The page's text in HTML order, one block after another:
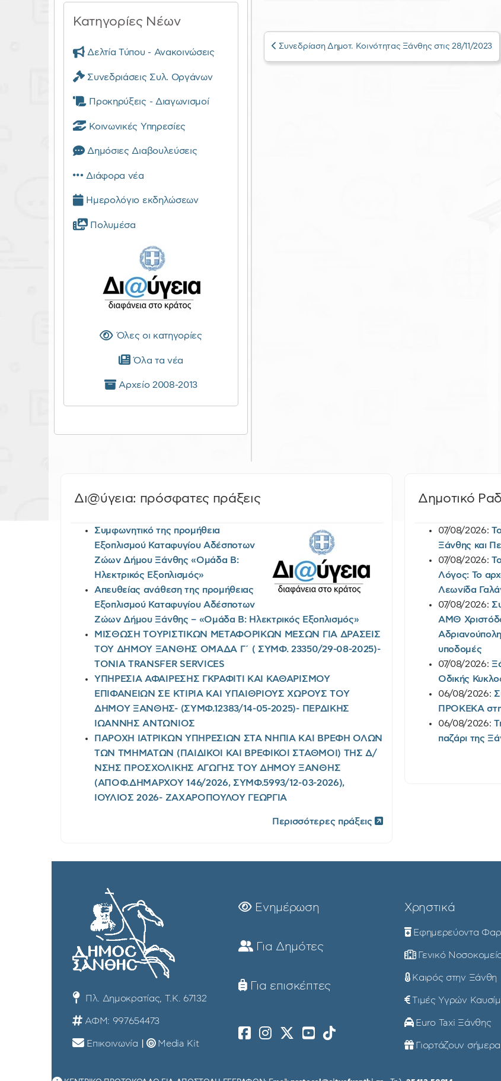
Συνεδρίαση Δημοτ. Κοινότητας Ξάνθης στις 28/11/2023
Κατηγορίες Νέων
Δελτία Τύπου - Ανακοινώσεις
Συνεδριάσεις Συλ. Οργάνων
Προκηρύξεις - Διαγωνισμοί
Κοινωνικές Υπηρεσίες
Δημόσιες Διαβουλεύσεις
Διάφορα νέα
Ημερολόγιο εκδηλώσεων
Πολυμέσα
Όλες οι κατηγορίες
Όλα τα νέα
Αρχείο 2008-2013
Δι@ύγεια: πρόσφατες πράξεις
Συμφωνητικό της προμήθεια
Εξοπλισμού Καταφυγίου Αδέσποτων
Ζώων Δήμου Ξάνθης «Ομάδα Β:
Ηλεκτρικός Εξοπλισμός»
Απευθείας ανάθεση της προμήθειας
Εξοπλισμού Καταφυγίου Αδέσποτων
Ζώων Δήμου Ξάνθης – «Ομάδα Β: Ηλεκτρικός Εξοπλισμός»
ΜΙΣΘΩΣΗ ΤΟΥΡΙΣΤΙΚΩΝ ΜΕΤΑΦΟΡΙΚΩΝ ΜΕΣΩΝ ΓΙΑ ΔΡΑΣΕΙΣ
ΤΟΥ ΔΗΜΟΥ ΞΑΝΘΗΣ ΟΜΑΔΑ Γ΄ ( ΣΥΜΦ. 23350/29-08-2025)-
TONIA TRANSFER SERVICES
ΥΠΗΡΕΣΙΑ ΑΦΑΙΡΕΣΗΣ ΓΚΡΑΦΙΤΙ ΚΑΙ ΚΑΘΑΡΙΣΜΟΥ
ΕΠΙΦΑΝΕΙΩΝ ΣΕ ΚΤΙΡΙΑ ΚΑΙ ΥΠΑΙΘΡΙΟΥΣ ΧΩΡΟΥΣ ΤΟΥ
ΔΗΜΟΥ ΞΑΝΘΗΣ- (ΣΥΜΦ.12383/14-05-2025)- ΠΕΡΔΙΚΗΣ
ΙΩΑΝΝΗΣ ΑΝΤΩΝΙΟΣ
ΠΑΡΟΧΗ ΙΑΤΡΙΚΩΝ ΥΠΗΡΕΣΙΩΝ ΣΤΑ ΝΗΠΙΑ ΚΑΙ ΒΡΕΦΗ ΟΛΩΝ
ΤΩΝ ΤΜΗΜΑΤΩΝ (ΠΑΙΔΙΚΟΙ ΚΑΙ ΒΡΕΦΙΚΟΙ ΣΤΑΘΜΟΙ) ΤΗΣ Δ/
ΝΣΗΣ ΠΡΟΣΧΟΛΙΚΗΣ ΑΓΩΓΗΣ ΤΟΥ ΔΗΜΟΥ ΞΑΝΘΗΣ
(ΑΠΟΦ.ΔΗΜΑΡΧΟΥ 146/2026, ΣΥΜΦ.5993/12-03-2026),
ΙΟΥΛΙΟΣ 2026- ΖΑΧΑΡΟΠΟΥΛΟΥ ΓΕΩΡΓΙΑ
Περισσότερες πράξεις
Δημοτικό
07/08/2026:
Ξάνθης και
07/08/2026:
Λόγος: Το
Λεωνίδα
07/08/2026:
ΑΜΘ
υποδομές
07/08/2026:
Οδικής
06/08/2026:
ΠΡΟΚΕΚΑ
06/08/2026:
παζάρι της
Πλ. Δημοκρατίας, Τ.Κ. 67132
ΑΦΜ: 997654473
Επικοινωνία Media Kit
Ενημέρωση
Για Δημότες
Για επισκέπτες
Χρηστικά
Εφημερεύοντα
Γενικό
Καιρός στην Ξάνθη
Τιμές Υγρών
Euro Taxi Ξάνθης
Γιορτάζουν σήμερα